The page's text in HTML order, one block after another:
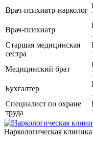
Врач-психиатр-нарколог
Врач-психиатр
Старшая медицинская
сестра
Медицинский брат
Бухгалтер
Специалист по охране
труда
Наркологическая клиника